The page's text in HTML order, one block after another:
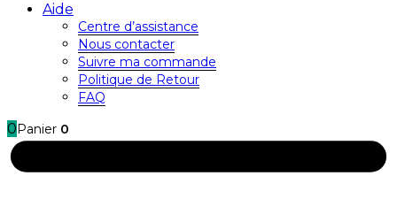
Aide
Centre d’assistance
Nous contacter
Suivre ma commande
Politique de Retour
FAQ
0 Panier 0